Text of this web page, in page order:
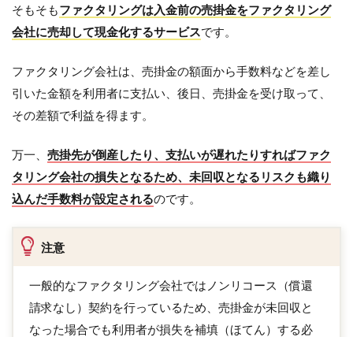
そもそもファクタリングは入金前の売掛金をファクタリング
会社に売却して現金化するサービスです。
ファクタリング会社は、売掛金の額面から手数料などを差し
引いた金額を利用者に支払い、後日、売掛金を受け取って、
その差額で利益を得ます。
万一、 売掛先が倒産したり、支払いが遅れたりすればファク
タリング会社の損失となるため、未回収となるリスクも織り
込んだ手数料が設定されるのです。
注意
一般的なファクタリング会社ではノンリコース（償還
請求なし）契約を行っているため、売掛金が未回収と
なった場合でも利用者が損失を補填（ほてん）する必